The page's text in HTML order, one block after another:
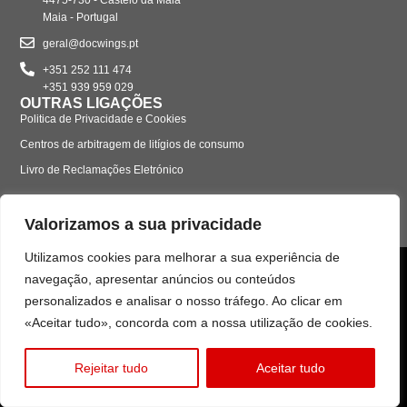
Valorizamos a sua privacidade
Utilizamos cookies para melhorar a sua experiência de
navegação, apresentar anúncios ou conteúdos
personalizados e analisar o nosso tráfego. Ao clicar em
«Aceitar tudo», concorda com a nossa utilização de cookies.
Rejeitar tudo Aceitar tudo
Maia - Portugal
geral@docwings.pt
+351 252 111 474
+351 939 959 029
OUTRAS LIGAÇÕES
Politica de Privacidade e Cookies
Centros de arbitragem de litígios de consumo
Livro de Reclamações Eletrónico